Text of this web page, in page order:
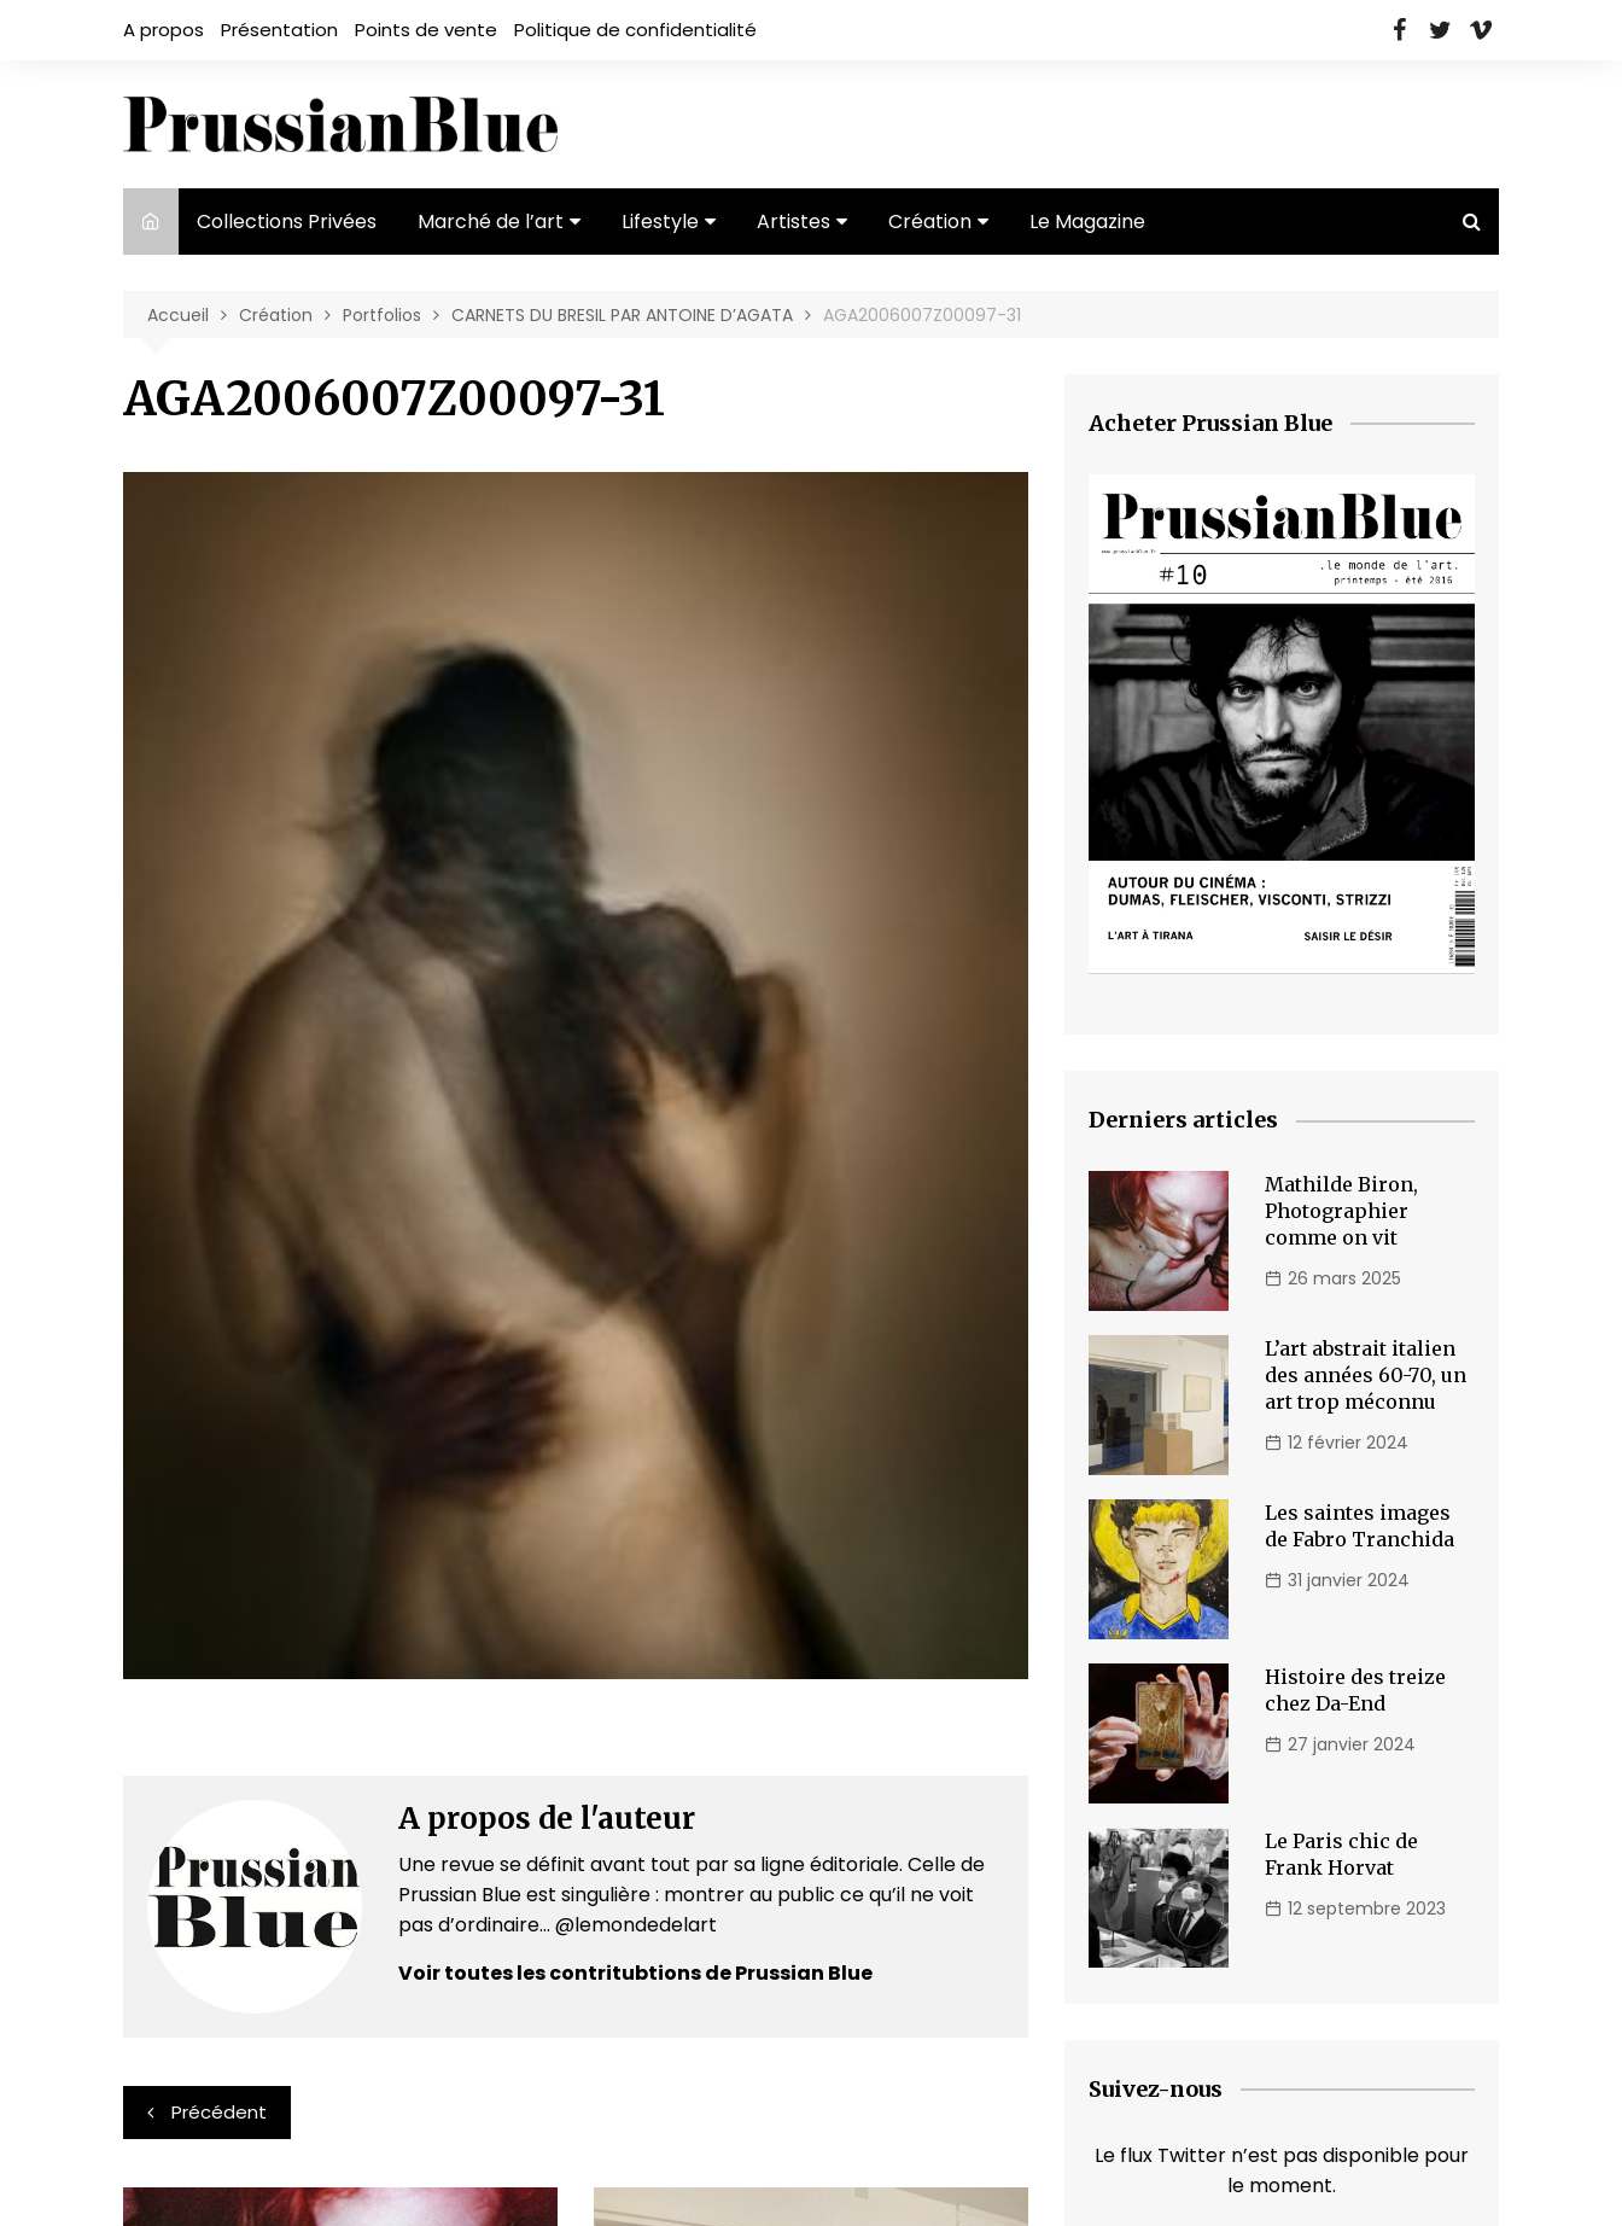
A propos Présentation Points de vente Politique de confidentialité
Collections Privées Marché de l’art
acteurs
Lifestyle
Mode
Artistes
Entretiens
Création
Vidéos
Le Magazine
Accueil Création Portfolios CARNETS DU BRESIL PAR ANTOINE D’AGATA AGA2006007Z00097-31
AGA2006007Z00097-31
A propos de l'auteur
Une revue se définit avant tout par sa ligne éditoriale. Celle de
Prussian Blue est singulière : montrer au public ce qu’il ne voit
pas d’ordinaire... @lemondedelart
Voir toutes les contritubtions de Prussian Blue
Navigation
de
l’article
Précédent
Acheter Prussian Blue
Derniers articles
Mathilde Biron,
Photographier
comme on vit
26 mars 2025
L’art abstrait italien
des années 60-70, un
art trop méconnu
12 février 2024
Les saintes images
de Fabro Tranchida
31 janvier 2024
Histoire des treize
chez Da-End
27 janvier 2024
Le Paris chic de
Frank Horvat
12 septembre 2023
Suivez-nous
Le flux Twitter n’est pas disponible pour
le moment.